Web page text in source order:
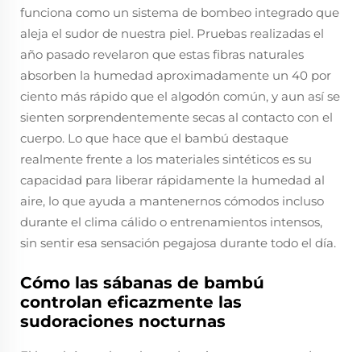
funciona como un sistema de bombeo integrado que
aleja el sudor de nuestra piel. Pruebas realizadas el
año pasado revelaron que estas fibras naturales
absorben la humedad aproximadamente un 40 por
ciento más rápido que el algodón común, y aun así se
sienten sorprendentemente secas al contacto con el
cuerpo. Lo que hace que el bambú destaque
realmente frente a los materiales sintéticos es su
capacidad para liberar rápidamente la humedad al
aire, lo que ayuda a mantenernos cómodos incluso
durante el clima cálido o entrenamientos intensos,
sin sentir esa sensación pegajosa durante todo el día.
Cómo las sábanas de bambú
controlan eficazmente las
sudoraciones nocturnas